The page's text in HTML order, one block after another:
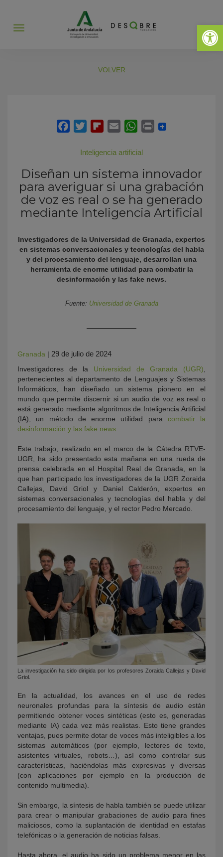
Abrir
Abrir
VOLVER
Inteligencia artificial
Diseñan un sistema innovador
para averiguar si una grabación
de voz es real o se ha generado
mediante Inteligencia Artificial
Investigadores de la Universidad de Granada, expertos
en sistemas conversacionales y tecnologías del habla
y del procesamiento del lenguaje, desarrollan una
herramienta de enorme utilidad para combatir la
desinformación y las fake news.
Fuente: Universidad de Granada
Granada | 29 de julio de 2024
Investigadores de la Universidad de Granada (UGR)
pertenecientes al departamento de Lenguajes y Sistemas
Informáticos, han diseñado un sistema pionero en el
mundo que permite discernir si un audio de voz es real o
está generado mediante algoritmos de Inteligencia Artificial
(IA), un método de enorme utilidad para combatir la
desinformación y las fake news.
Este trabajo, realizado en el marco de la Cátedra RTVE-
UGR, ha sido presentado esta mañana en una rueda de
prensa celebrada en el Hospital Real de Granada, en la
que han participado los investigadores de la UGR Zoraida
Callejas, David Griol y Daniel Calderón, expertos en
sistemas conversacionales y tecnologías del habla y del
procesamiento del lenguaje, y el rector Pedro Mercado.
La investigación ha sido dirigida por los profesores Zoraida Callejas y David
Griol.
En la actualidad, los avances en el uso de redes
neuronales profundas para la síntesis de audio están
permitiendo obtener voces sintéticas (esto es, generadas
mediante IA) cada vez más realistas. Esto tiene grandes
ventajas, pues permite dotar de voces más inteligibles a los
sistemas automáticos (por ejemplo, lectores de texto,
asistentes virtuales, robots…), así como controlar sus
características, haciéndolas más expresivas y diversas
(con aplicaciones por ejemplo en la producción de
contenido multimedia).
Sin embargo, la síntesis de habla también se puede utilizar
para crear o manipular grabaciones de audio para fines
maliciosos, como la suplantación de identidad en estafas
telefónicas o la generación de noticias falsas.
Hasta ahora, el audio ha sido un problema menor en las